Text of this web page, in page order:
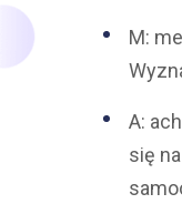
M:
A:
się